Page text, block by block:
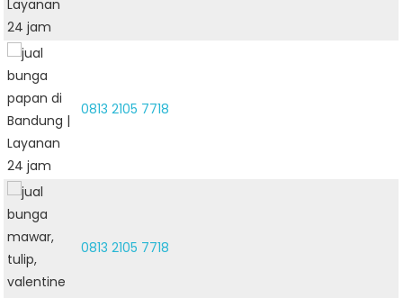
0813 2105 7718
0813 2105 7718